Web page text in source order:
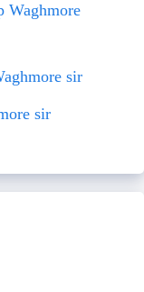
Waghmore
sir
sir